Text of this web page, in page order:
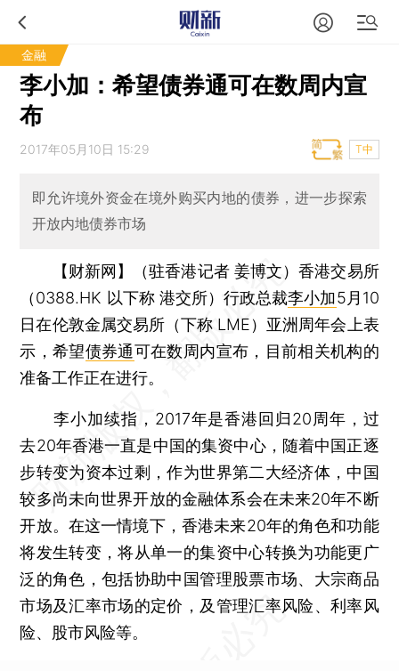
金融
李小加：希望债券通可在数周内宣
布
2017年05月10日 15:29 T中
即允许境外资金在境外购买内地的债券，进一步探索
开放内地债券市场
【财新网】（驻香港记者 姜博文）香港交易所
（0388.HK 以下称 港交所）行政总裁李小加5月10
日在伦敦金属交易所（下称 LME）亚洲周年会上表
示，希望债券通可在数周内宣布，目前相关机构的
准备工作正在进行。
李小加续指，2017年是香港回归20周年，过
去20年香港一直是中国的集资中心，随着中国正逐
步转变为资本过剩，作为世界第二大经济体，中国
较多尚未向世界开放的金融体系会在未来20年不断
开放。在这一情境下，香港未来20年的角色和功能
将发生转变，将从单一的集资中心转换为功能更广
泛的角色，包括协助中国管理股票市场、大宗商品
市场及汇率市场的定价，及管理汇率风险、利率风
险、股市风险等。